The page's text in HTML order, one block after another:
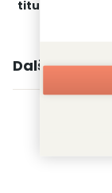
titulu:
Další knihy